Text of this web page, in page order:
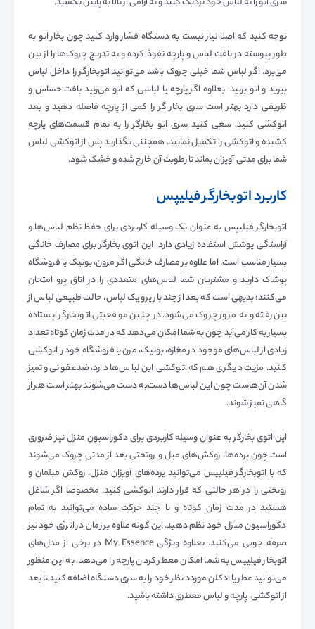
سری اتو را به لباس خود نزدیک کنید و به آرامی از بالا به پایین بکشید.
توجه کنید که اصلا نیاز نیست به دستگاه فشار وارد کنید چون بخار اتو به
طور پیوسته در بافت لباس و پارچه نفوذ کرده و به تدریج چروک‌ها را از بین
می‌برد. اگر لباس شما خیلی چروک باشد می‌توانید اتوبخارگر را داخل لباس
ببرید و اتو بزنید. بعلاوه اگر پارچه یا لباسی که اتو می‌زنید بافت حساس و
ظریفی دارد بهتر است سری بخار گر را کمی از پارچه فاصله دهید و بعد
اتوکشی کنید. سعی کنید سری اتو بخارگر را به تمام قسمت‌های پارچه
کشیده و اتوکشی را تکمیل نمایید. همچننی بگذارید پس از اتوکشی لباس
شما برای مدتی آویزان بماند تا رطوبت آن خارج شده و خشک شود.
کاربرد اتوبخارگر فیلیپس
اتوبخارگر فیلیپس به عنوان یک وسیله کاربردی برای حفظ نظم لباس‌ها و
آراستگی پوشش استفاده زیادی دارد. این اتوی بخارگر برای مصارف خانگی
بسیار مناسب است. اما علاوه بر مصارف خانگی اگر مزون، بوتیک یا فروشگاه
پوشاک دارید و مشتریان شما لباس‌های متعددی را در اتاق پرو امتحان
می‌کنند؛ بدیهی است که بعد از چند بار پرو یک لباس، حالت طبیعی لباس از
بین رفته و به مرور چروک می‌شود. در چنین موقعیتی اتوبخارگر ایستاده
بسیار به کار می‌آید چون به شما امکان می‌دهد که در مدت زمان کوتاه تعداد
زیادی از لباس‌های موجود در مغازه، بوتیک، مزن یا فروشگاه خود را اتوکشی
کنید. مزیت دیگری هم که اتوکشی این لباس‌ها دارد، ضدعفونی و تمیز
شدن آن‌هاست چون این لباس‌ها دست‌به دست می‌شوند بهتر است هر از
گاهی تمیز شوند.
این اتوی بخارگر به عنوان وسیله کاربردی برای دکوراسیون منزل نیز ضروری
است چون پرده‌ها، روکش‌های مبل و روتختی بعد از مدتی چروک می‌شوند
که با اتوبخارگر فیلیپس می‌توانید پرده‌های آویزان منزل، روکش مبلمان و
روتختی را در هر حالتی که قرار دارند اتوکشی کنید. مخصوصا اگر شاغل
هستید در مدت زمان کوتاه و با چند حرکت ساده می‌توانید به تمام
دکوراسیون منزل خود نظم دهید. این گونه علاوه بر زمان در انرژی خود نیز
صرفه جویی می‌کنید. بعلاوه ویژگی My Essence در برخی از مدل‌های
اتوبخار فیلیپس به شما امکان معطر کردن پارچه را می‌دهد. به این منظور
می‌توانید عطر یا ادکلن موردد نظر خود را به سری دستگاه اضافه کنید تا بعد
از اتوکشی، پارچه و لباس معطری داشته باشید.